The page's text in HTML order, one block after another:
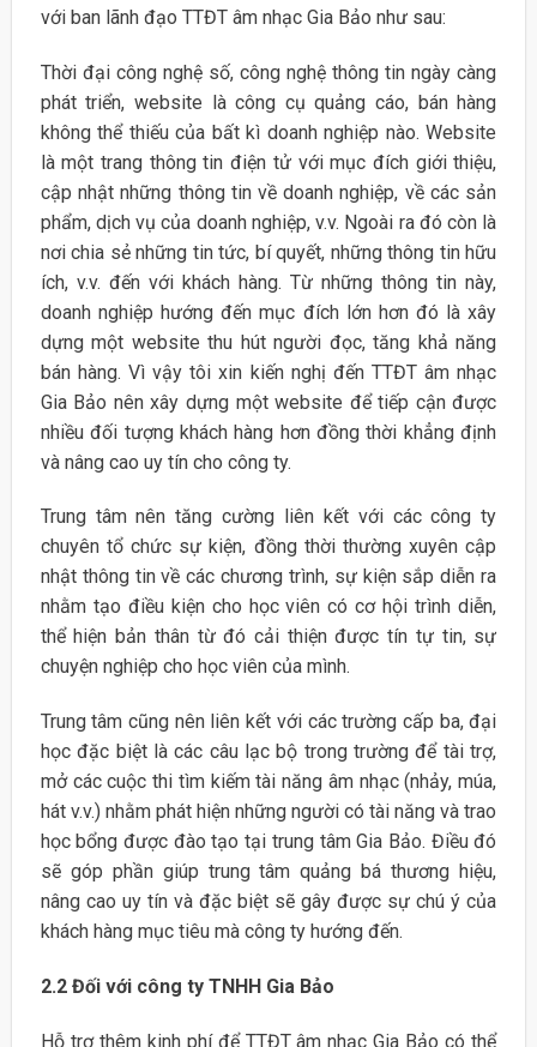
với ban lãnh đạo TTĐT âm nhạc Gia Bảo như sau:
Thời đại công nghệ số, công nghệ thông tin ngày càng
phát triển, website là công cụ quảng cáo, bán hàng
không thể thiếu của bất kì doanh nghiệp nào. Website
là một trang thông tin điện tử với mục đích giới thiệu,
cập nhật những thông tin về doanh nghiệp, về các sản
phẩm, dịch vụ của doanh nghiệp, v.v. Ngoài ra đó còn là
nơi chia sẻ những tin tức, bí quyết, những thông tin hữu
ích, v.v. đến với khách hàng. Từ những thông tin này,
doanh nghiệp hướng đến mục đích lớn hơn đó là xây
dựng một website thu hút người đọc, tăng khả năng
bán hàng. Vì vậy tôi xin kiến nghị đến TTĐT âm nhạc
Gia Bảo nên xây dựng một website để tiếp cận được
nhiều đối tượng khách hàng hơn đồng thời khẳng định
và nâng cao uy tín cho công ty.
Trung tâm nên tăng cường liên kết với các công ty
chuyên tổ chức sự kiện, đồng thời thường xuyên cập
nhật thông tin về các chương trình, sự kiện sắp diễn ra
nhằm tạo điều kiện cho học viên có cơ hội trình diễn,
thể hiện bản thân từ đó cải thiện được tín tự tin, sự
chuyện nghiệp cho học viên của mình.
Trung tâm cũng nên liên kết với các trường cấp ba, đại
học đặc biệt là các câu lạc bộ trong trường để tài trợ,
mở các cuộc thi tìm kiếm tài năng âm nhạc (nhảy, múa,
hát v.v.) nhằm phát hiện những người có tài năng và trao
học bổng được đào tạo tại trung tâm Gia Bảo. Điều đó
sẽ góp phần giúp trung tâm quảng bá thương hiệu,
nâng cao uy tín và đặc biệt sẽ gây được sự chú ý của
khách hàng mục tiêu mà công ty hướng đến.
2.2 Đối với công ty TNHH Gia Bảo
Hỗ trợ thêm kinh phí để TTĐT âm nhạc Gia Bảo có thể